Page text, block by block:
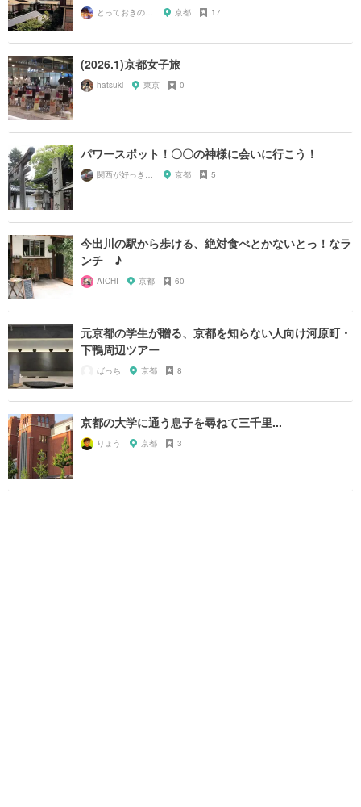
京都 17
(2026.1)京都女子旅
hatsuki 東京 0
パワースポット！〇〇の神様に会いに行こう！
京都 5
今出川の駅から歩ける、絶対食べとかないとっ！なラ
ンチ ♪
AICHI 京都 60
元京都の学生が贈る、京都を知らない人向け河原町・
下鴨周辺ツアー
ばっち 京都 8
京都の大学に通う息子を尋ねて三千里...
りょう 京都 3